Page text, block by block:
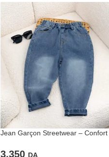
Jean Garçon Streetwear – Confort
3,350 DA